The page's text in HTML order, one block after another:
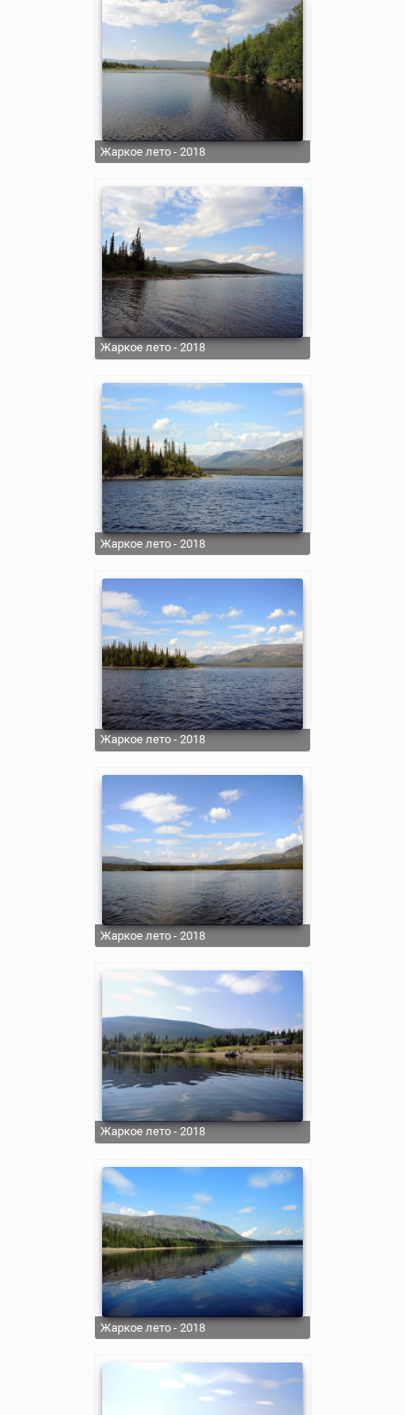
Жаркое лето - 2018
Жаркое лето - 2018
Жаркое лето - 2018
Жаркое лето - 2018
Жаркое лето - 2018
Жаркое лето - 2018
Жаркое лето - 2018